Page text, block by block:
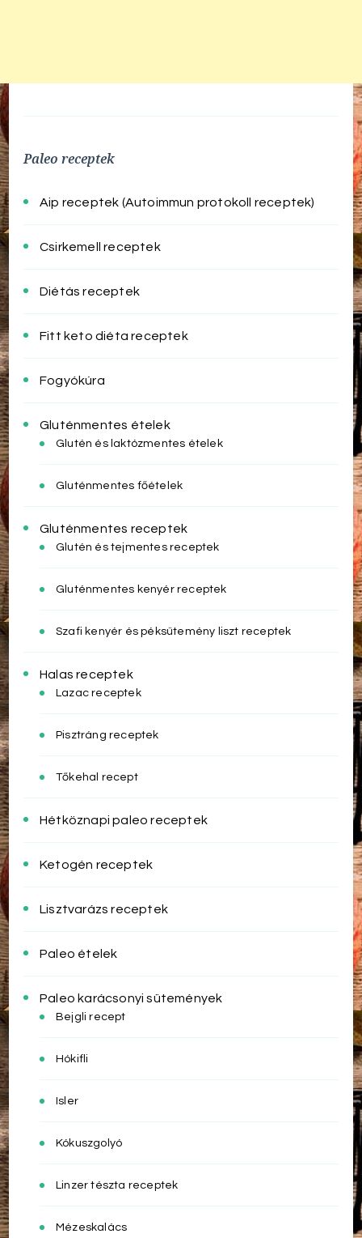
Paleo receptek
Aip receptek (Autoimmun protokoll receptek)
Csirkemell receptek
Diétás receptek
Fitt keto diéta receptek
Fogyókúra
Gluténmentes ételek
Glutén és laktózmentes ételek
Gluténmentes főételek
Gluténmentes receptek
Glutén és tejmentes receptek
Gluténmentes kenyér receptek
Szafi kenyér és péksütemény liszt receptek
Halas receptek
Lazac receptek
Pisztráng receptek
Tőkehal recept
Hétköznapi paleo receptek
Ketogén receptek
Lisztvarázs receptek
Paleo ételek
Paleo karácsonyi sütemények
Bejgli recept
Hókifli
Isler
Kókuszgolyó
Linzer tészta receptek
Mézeskalács